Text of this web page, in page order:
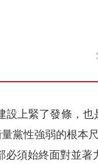
上緊了發條，也
黨性強弱的根本
須始終面對並著